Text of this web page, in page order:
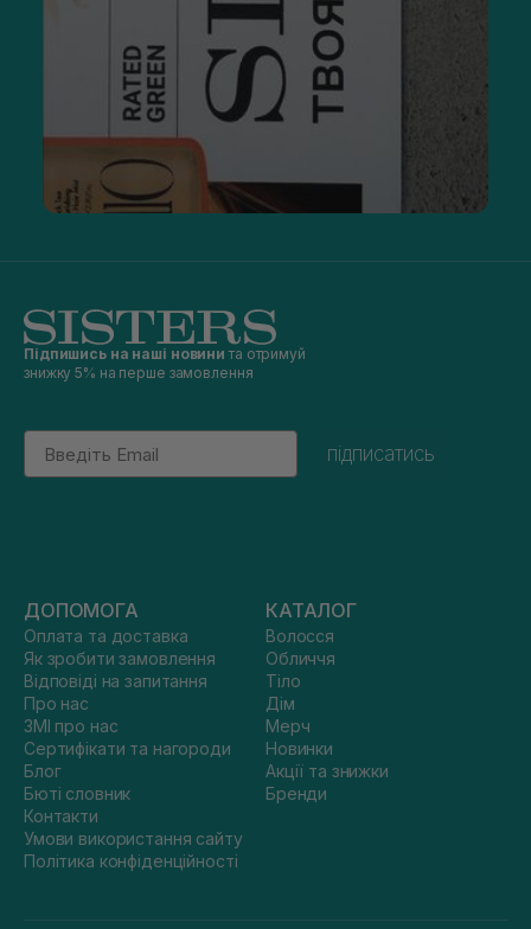
Підпишись на наші новини та отримуй
знижку 5% на перше замовлення
Email
підписатись
ДОПОМОГА
Оплата та доставка
Як зробити замовлення
Відповіді на запитання
Про нас
ЗМІ про нас
Сертифікати та нагороди
Блог
Бюті словник
Контакти
Умови використання сайту
Політика конфіденційності
КАТАЛОГ
Волосся
Обличчя
Тіло
Дім
Мерч
Новинки
Акції та знижки
Бренди